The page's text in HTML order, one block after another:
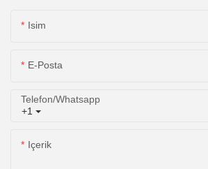
Isim
E-Posta
+1
Telefon/whatsapp
Içerik